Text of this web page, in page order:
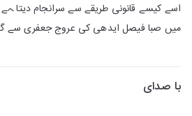
اسے کیسے قانونی طریقے سے سرانجام دیتا
میں صبا فیصل ایدھی کی عروج جعفری سے
با صدای